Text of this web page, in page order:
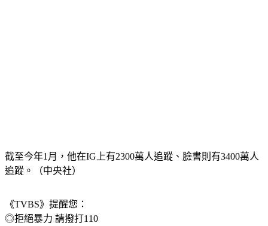
追蹤。（中央社）
◎拒絕暴力 請撥打110
◎反霸凌專線：1953